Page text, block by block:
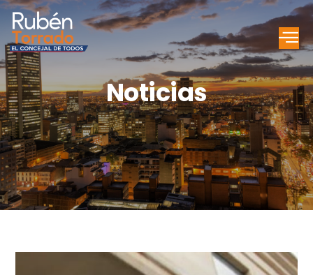
Noticias